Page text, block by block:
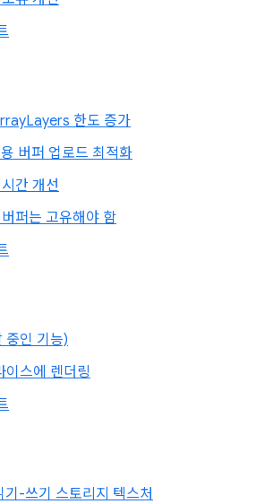
한도 증가
버퍼 업로드 최적화
간 개선
퍼는 고유해야 함
중인 기능)
이스에 렌더링
기-쓰기 스토리지 텍스처